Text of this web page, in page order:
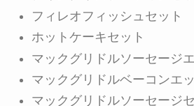
フィレオフィッシュセット
ホットケーキセット
マックグリドルソーセージ
マックグリドルベーコンエ
マックグリドルソーセージ